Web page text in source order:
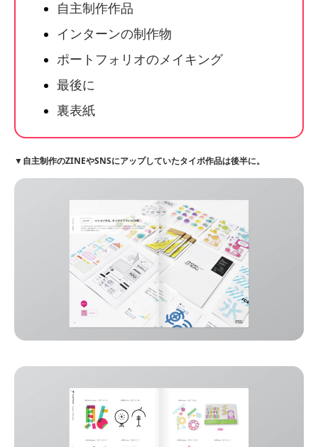
自主制作作品
インターンの制作物
ポートフォリオのメイキング
最後に
裏表紙
▼自主制作のZINEやSNSにアップしていたタイポ作品は後半に。